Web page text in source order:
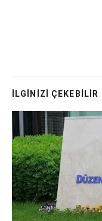
İLGİNİZİ ÇEKEBİLİR